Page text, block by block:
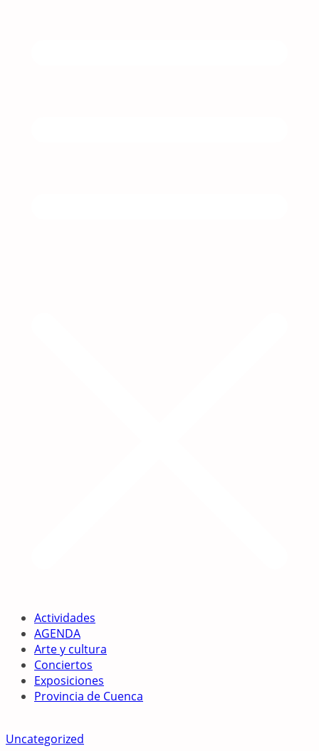
Actividades
AGENDA
Arte y cultura
Conciertos
Exposiciones
Provincia de Cuenca
Uncategorized